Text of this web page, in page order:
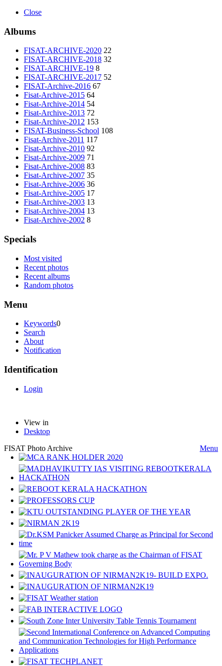
Close
Albums
FISAT-ARCHIVE-2020 22
FISAT-ARCHIVE-2018 32
FISAT-ARCHIVE-19 8
FISAT-ARCHIVE-2017 52
FISAT-Archive-2016 67
Fisat-Archive-2015 64
Fisat-Archive-2014 54
Fisat-Archive-2013 72
Fisat-Archive-2012 153
FISAT-Business-School 108
Fisat-Archive-2011 117
Fisat-Archive-2010 92
Fisat-Archive-2009 71
Fisat-Archive-2008 83
Fisat-Archive-2007 35
Fisat-Archive-2006 36
Fisat-Archive-2005 17
Fisat-Archive-2003 13
Fisat-Archive-2004 13
Fisat-Archive-2002 8
Specials
Most visited
Recent photos
Recent albums
Random photos
Menu
Keywords0
Search
About
Notification
Identification
Login
View in
Desktop
FISAT Photo Archive
Menu